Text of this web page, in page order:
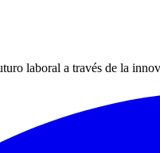
laboral a través de la